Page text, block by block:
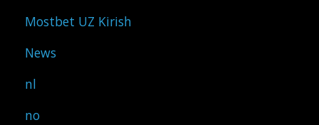
Mostbet UZ Kirish
News
nl
no